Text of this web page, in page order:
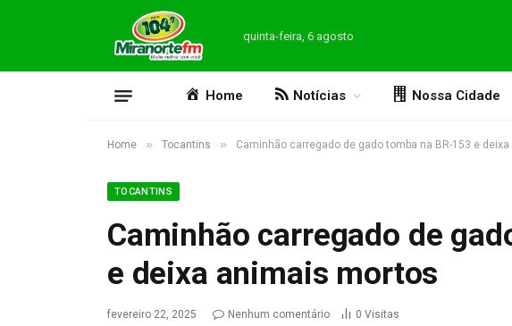
quinta-feira, 6 agosto
Home Notícias Nossa Cidade
Home » Tocantins » Caminhão carregado de gado tomba na BR-153 e
TOCANTINS
Caminhão carregado de
e deixa animais mortos
fevereiro 22, 2025 Nenhum comentário 0 Visitas